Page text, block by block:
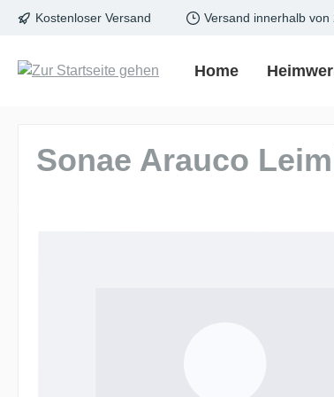
Zur Hauptnavigation springen
Kostenloser Versand Versand innerhalb von
Home
Sonae Arauco